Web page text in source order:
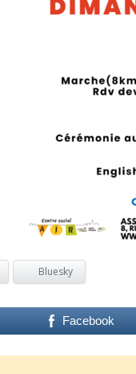
Bluesky
Facebook